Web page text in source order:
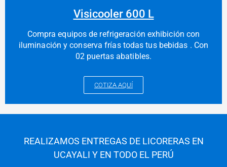
Visicooler 600 L
Compra equipos de refrigeración exhibición con
iluminación y conserva frías todas tus bebidas . Con
02 puertas abatibles.
COTIZA AQUÍ
REALIZAMOS ENTREGAS DE LICORERAS EN
UCAYALI Y EN TODO EL PERÚ